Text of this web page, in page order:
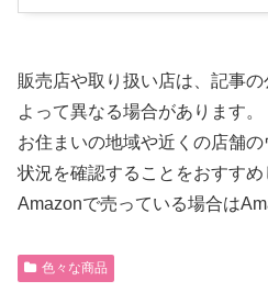
販売店や取り扱い店は、記事
よって異なる場合があります。
お住まいの地域や近くの店舗
状況を確認することをおすすめ
Amazonで売っている場合は
色々な商品